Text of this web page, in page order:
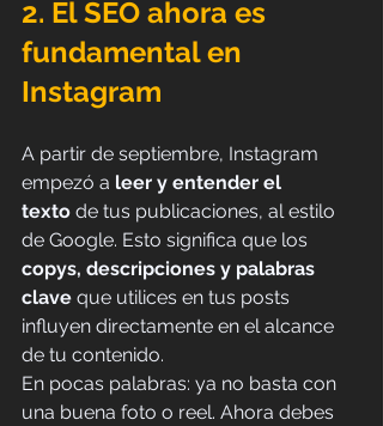
2. El SEO ahora es
fundamental en
Instagram
A partir de septiembre, Instagram
empezó a leer y entender el
texto de tus publicaciones, al estilo
de Google. Esto significa que los
copys, descripciones y palabras
clave que utilices en tus posts
influyen directamente en el alcance
de tu contenido.
En pocas palabras: ya no basta con
una buena foto o reel. Ahora debes